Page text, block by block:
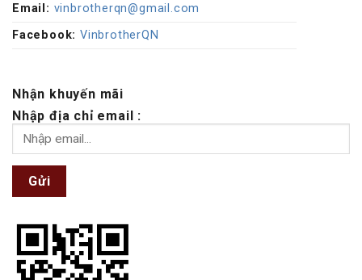
Email: vinbrotherqn@gmail.com
Facebook: VinbrotherQN
Nhận khuyến mãi
Nhập địa chỉ email :
Gửi